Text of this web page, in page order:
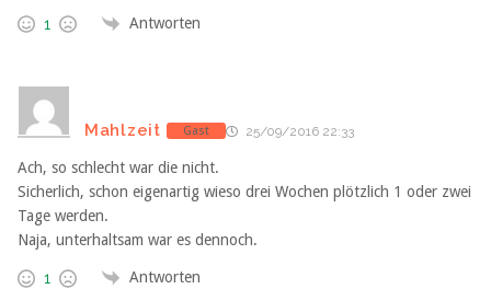
1 Antworten
Mahlzeit Gast 25/09/2016 22:33
Ach, so schlecht war die nicht.
Sicherlich, schon eigenartig wieso drei Wochen plötzlich 1 oder zwei
Tage werden.
Naja, unterhaltsam war es dennoch.
1 Antworten